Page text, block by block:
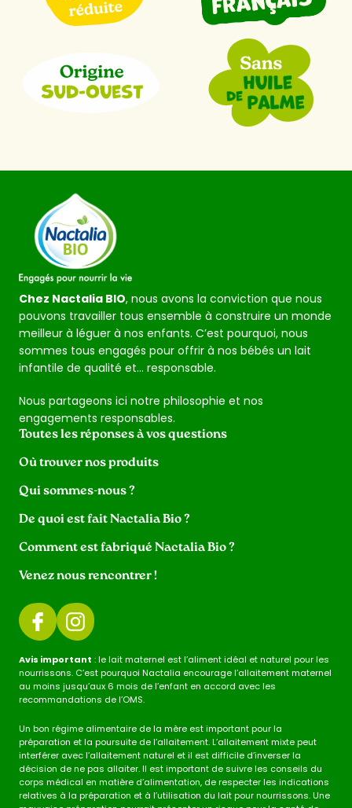
Chez Nactalia BIO, nous avons la conviction que nous
pouvons travailler tous ensemble à construire un monde
meilleur à léguer à nos enfants. C’est pourquoi, nous
sommes tous engagés pour offrir à nos bébés un lait
infantile de qualité et… responsable.
Nous partageons ici notre philosophie et nos
engagements responsables.
Toutes les réponses à vos questions
Où trouver nos produits
Qui sommes-nous ?
De quoi est fait Nactalia Bio ?
Comment est fabriqué Nactalia Bio ?
Venez nous rencontrer !
Avis important : le lait maternel est l’aliment idéal et naturel pour les
nourrissons. C’est pourquoi Nactalia encourage l’allaitement maternel
au moins jusqu’aux 6 mois de l’enfant en accord avec les
recommandations de l’OMS.
Un bon régime alimentaire de la mère est important pour la
préparation et la poursuite de l’allaitement. L’allaitement mixte peut
interférer avec l’allaitement naturel et il est difficile d’inverser la
décision de ne pas allaiter. Il est important de suivre les conseils du
corps médical en matière d’alimentation, de respecter les indications
relatives à la préparation et à l’utilisation du lait pour nourrissons. Une